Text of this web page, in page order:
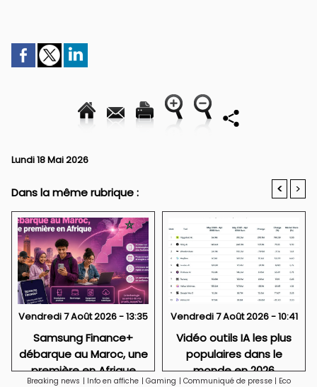
Lundi 18 Mai 2026
Dans la même rubrique : < >
Vendredi 7 Août 2026 - 13:35
Samsung Finance+
débarque au Maroc, une
première en Afrique
Vendredi 7 Août 2026 - 10:41
Vidéo outils IA les plus
populaires dans le
monde en 2026
Breaking news | Info en affiche | Gaming | Communiqué de presse | Eco